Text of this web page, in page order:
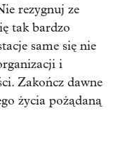
rezygnuj ze
tak bardzo
same się nie
i
Zakończ dawne
życia pożądaną